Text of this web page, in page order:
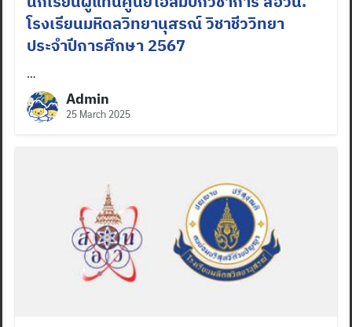
โรงเรียนมหิดลวิทยานุสรณ์ วิชาชีววิทยา
ประจำปีการศึกษา 2567
…
Admin
25 March 2025